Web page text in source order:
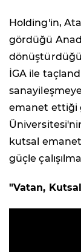
Holding'in,
gördüğü
İGA ile
emanet ettiği
kutsal
güçle
"Vatan,